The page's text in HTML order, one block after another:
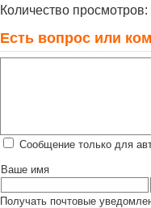
Количество просмотров:
Есть вопрос или
Сообщение только для
Ваше имя
Получать почтовые